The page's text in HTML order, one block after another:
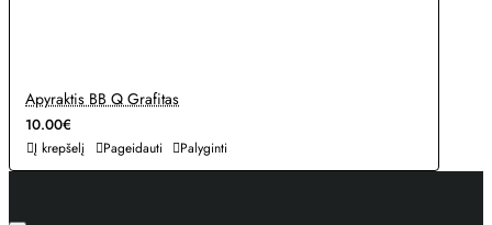
Apyraktis BB Q Grafitas
10.00€
Į krepšelį Pageidauti Palyginti